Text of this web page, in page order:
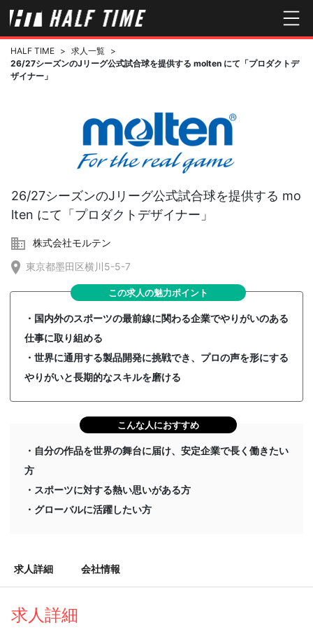
HALF TIME > 求人一覧 >
26/27シーズンのJリーグ公式試合球を提供する molten にて「プロダクトデ
ザイナー」
26/27シーズンのJリーグ公式試合球を提供する mo
lten にて「プロダクトデザイナー」
株式会社モルテン
東京都墨田区横川5-5-7
この求人の魅力ポイント
・国内外のスポーツの最前線に関わる企業でやりがいのある
仕事に取り組める
・世界に通用する製品開発に挑戦でき、プロの声を形にする
やりがいと長期的なスキルを磨ける
こんな人におすすめ
・自分の作品を世界の舞台に届け、安定企業で長く働きたい
方
・スポーツに対する熱い思いがある方
・グローバルに活躍したい方
求人詳細 会社情報
求人詳細